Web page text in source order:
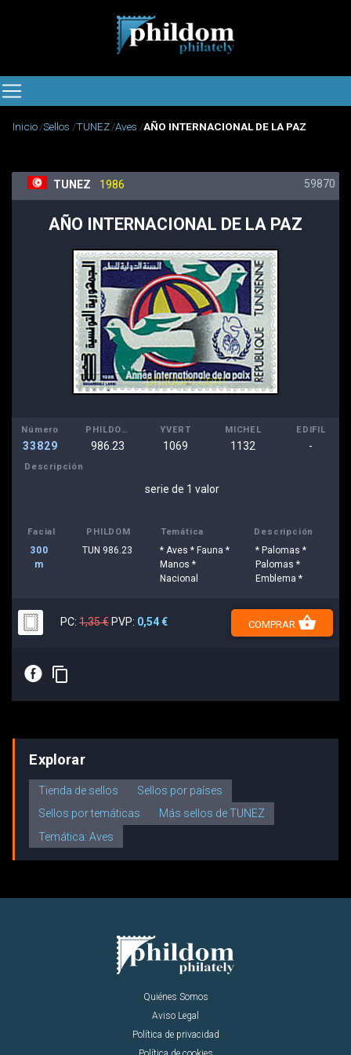
Inicio Sellos TUNEZ Aves AÑO INTERNACIONAL DE LA PAZ
TUNEZ 1986 59870
AÑO INTERNACIONAL DE LA PAZ
Número
33829
PHILDOM
986.23
YVERT
1069
MICHEL
1132
EDIFIL
-
Descripción
serie de 1 valor
Facial PHILDOM Temática Descripción
300
m
TUN 986.23
* Aves * Fauna *
Manos *
Nacional
* Palomas *
Palomas *
Emblema *
PC: 1,35 € PVP: 0,54 € COMPRAR shopping_basket
E content_copy
Explorar
Tienda de sellos
Sellos por países
Sellos por temáticas
Más sellos de TUNEZ
Temática: Aves
Quiénes Somos
Aviso Legal
Política de privacidad